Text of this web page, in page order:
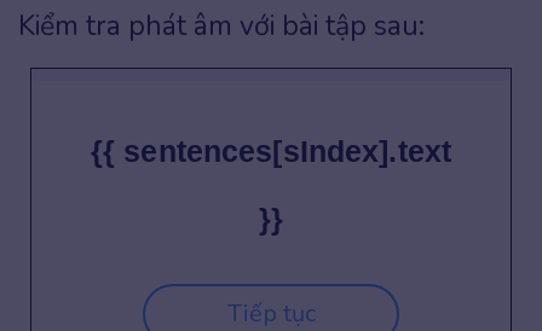
Kiểm tra phát âm với bài tập sau:
{{ sentences[sIndex].text
}}
Tiếp tục